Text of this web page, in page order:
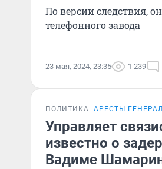
По версии следствия,
телефонного завода
23 мая, 2024, 23:35 1 239
ПОЛИТИКА АРЕСТЫ
Управляет
известно о
Вадиме